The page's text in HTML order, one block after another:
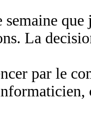
La
par le